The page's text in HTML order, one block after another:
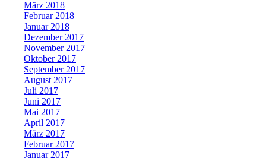
März 2018
Februar 2018
Januar 2018
Dezember 2017
November 2017
Oktober 2017
September 2017
August 2017
Juli 2017
Juni 2017
Mai 2017
April 2017
März 2017
Februar 2017
Januar 2017